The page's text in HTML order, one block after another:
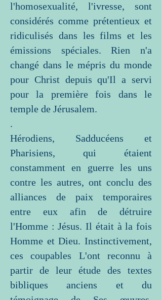
l'homosexualité, l'ivresse, sont
considérés comme prétentieux et
ridiculisés dans les films et les
émissions spéciales. Rien n'a
changé dans le mépris du monde
pour Christ depuis qu'Il a servi
pour la première fois dans le
temple de Jérusalem.
.
Hérodiens, Sadducéens et
Pharisiens, qui étaient
constamment en guerre les uns
contre les autres, ont conclu des
alliances de paix temporaires
entre eux afin de détruire
l'Homme : Jésus. Il était à la fois
Homme et Dieu. Instinctivement,
ces coupables L'ont reconnu à
partir de leur étude des textes
bibliques anciens et du